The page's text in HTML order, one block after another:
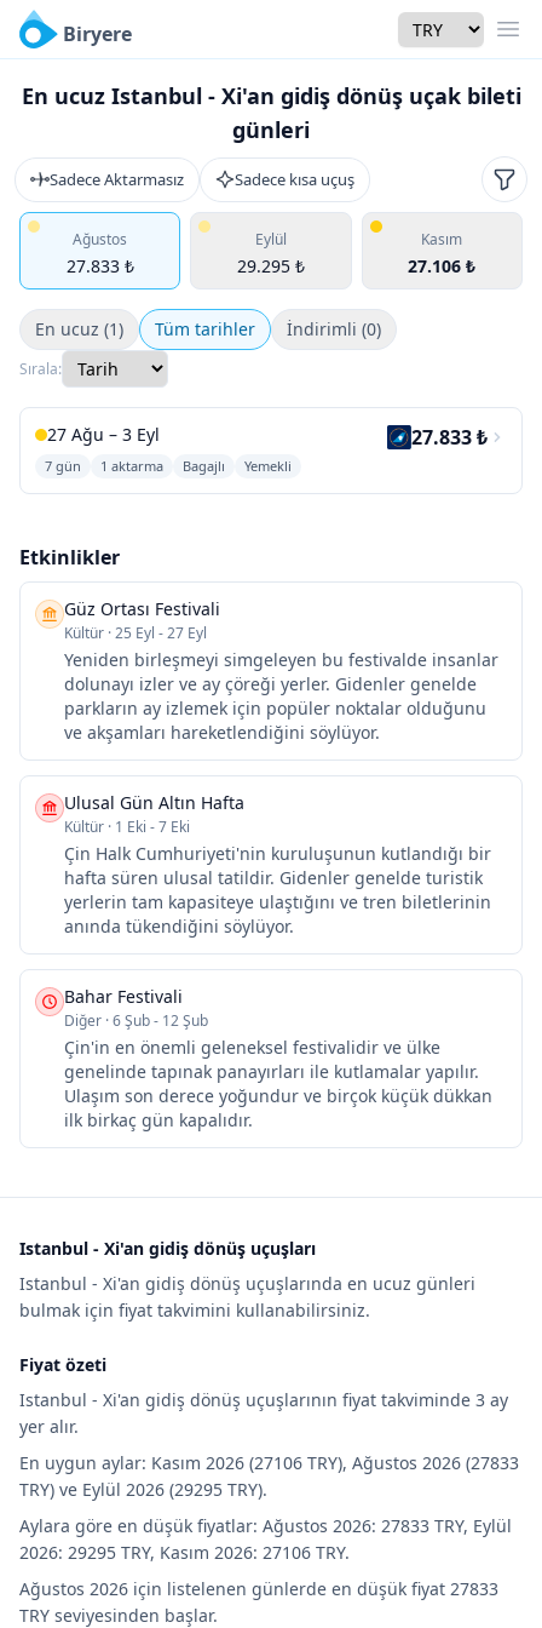
Biryere Currency
En ucuz Istanbul - Xi'an gidiş dönüş uçak bileti
günleri
Sadece Aktarmasız Sadece kısa uçuş
Ağustos
27.833 ₺
Eylül
29.295 ₺
Kasım
27.106 ₺
En ucuz (1) Tüm tarihler İndirimli (0)
Sırala:
27 Ağu – 3 Eyl
7 gün 1 aktarma Bagajlı Yemekli
27.833 ₺
Etkinlikler
Güz Ortası Festivali
Kültür ·25 Eyl - 27 Eyl
Yeniden birleşmeyi simgeleyen bu festivalde insanlar
dolunayı izler ve ay çöreği yerler. Gidenler genelde
parkların ay izlemek için popüler noktalar olduğunu
ve akşamları hareketlendiğini söylüyor.
Ulusal Gün Altın Hafta
Kültür · 1 Eki - 7 Eki
Çin Halk Cumhuriyeti'nin kuruluşunun kutlandığı bir
hafta süren ulusal tatildir. Gidenler genelde turistik
yerlerin tam kapasiteye ulaştığını ve tren biletlerinin
anında tükendiğini söylüyor.
Bahar Festivali
Diğer ·6 Şub - 12 Şub
Çin'in en önemli geleneksel festivalidir ve ülke
genelinde tapınak panayırları ile kutlamalar yapılır.
Ulaşım son derece yoğundur ve birçok küçük dükkan
ilk birkaç gün kapalıdır.
Istanbul - Xi'an gidiş dönüş uçuşları
Istanbul - Xi'an gidiş dönüş uçuşlarında en ucuz günleri
bulmak için fiyat takvimini kullanabilirsiniz.
Fiyat özeti
Istanbul - Xi'an gidiş dönüş uçuşlarının fiyat takviminde 3 ay
yer alır.
En uygun aylar: Kasım 2026 (27106 TRY), Ağustos 2026 (27833
TRY) ve Eylül 2026 (29295 TRY).
Aylara göre en düşük fiyatlar: Ağustos 2026: 27833 TRY, Eylül
2026: 29295 TRY, Kasım 2026: 27106 TRY.
Ağustos 2026 için listelenen günlerde en düşük fiyat 27833
TRY seviyesinden başlar.